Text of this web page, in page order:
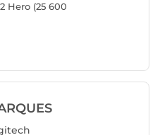
Hero (25 600